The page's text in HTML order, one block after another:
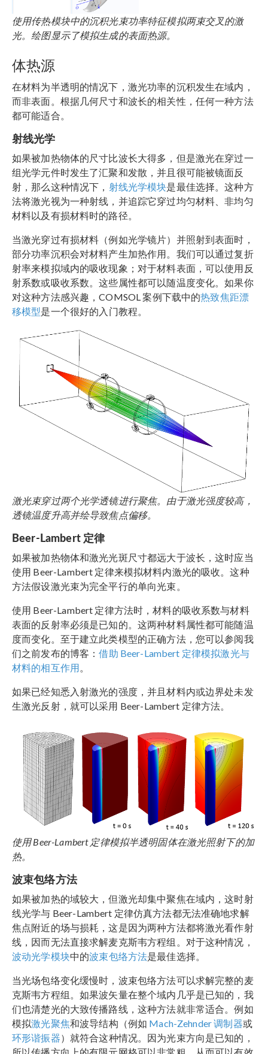
使用传热模块中的沉积光束功率特征模拟两束交叉的激
光。绘图显示了模拟生成的表面热源。
体热源
在材料为半透明的情况下，激光功率的沉积发生在域内，
而非表面。根据几何尺寸和波长的相关性，任何一种方法
都可能适合。
射线光学
如果被加热物体的尺寸比波长大得多，但是激光在穿过一
组光学元件时发生了汇聚和发散，并且很可能被镜面反
射，那么这种情况下， 射线光学模块是最佳选择。这种方
法将激光视为一种射线，并追踪它穿过均匀材料、非均匀
材料以及有损材料时的路径。
当激光穿过有损材料（例如光学镜片）并照射到表面时，
部分功率沉积会对材料产生加热作用。我们可以通过复折
射率来模拟域内的吸收现象；对于材料表面，可以使用反
射系数或吸收系数。这些属性都可以随温度变化。如果你
对这种方法感兴趣，COMSOL 案例下载中的热致焦距漂
移模型是一个很好的入门教程。
激光束穿过两个光学透镜进行聚焦。由于激光强度较高，
透镜温度升高并绘导致焦点偏移。
Beer-Lambert 定律
如果被加热物体和激光光斑尺寸都远大于波长，这时应当
使用 Beer-Lambert 定律来模拟材料内激光的吸收。这种
方法假设激光束为完全平行的单向光束。
使用 Beer-Lambert 定律方法时，材料的吸收系数与材料
表面的反射率必须是已知的。这两种材料属性都可能随温
度而变化。至于建立此类模型的正确方法，您可以参阅我
们之前发布的博客：借助 Beer-Lambert 定律模拟激光与
材料的相互作用
如果已经知悉入射激光的强度，并且材料内或边界处未发
生激光反射，就可以采用 Beer-Lambert 定律方法。
使用 Beer-Lambert 定律模拟半透明固体在激光照射下的加
热。
波束包络方法
如果被加热的域较大，但激光却集中聚焦在域内，这时射
线光学与 Beer-Lambert 定律仿真方法都无法准确地求解
焦点附近的场与损耗，这是因为两种方法都将激光看作射
线，因而无法直接求解麦克斯韦方程组。对于这种情况，
波动光学模块中的波束包络方法是最佳选择。
当光场包络变化缓慢时，波束包络方法可以求解完整的麦
克斯韦方程组。如果波矢量在整个域内几乎是已知的，我
们也清楚光的大致传播路线，这种方法就非常适合。例如
模拟激光聚焦和波导结构（例如 Mach-Zehnder 调制器或
环形谐振器）就符合这种情况。因为光束方向是已知的，
所以传播方向上的有限元网格可以非常粗，从而可以有效